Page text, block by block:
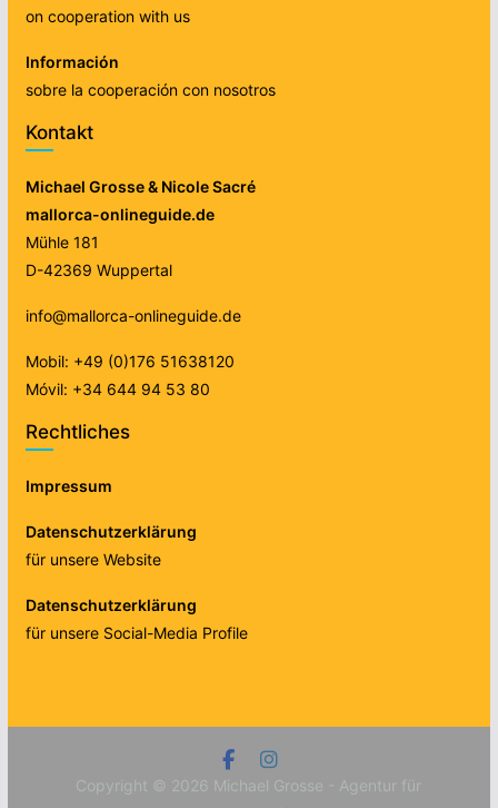
on cooperation with us
Información
sobre la cooperación con nosotros
Kontakt
Michael Grosse & Nicole Sacré
mallorca-onlineguide.de
Mühle 181
D-42369 Wuppertal
info@mallorca-onlineguide.de
Mobil: +49 (0)176 51638120
Móvil: +34 644 94 53 80
Rechtliches
Impressum
Datenschutzerklärung
für unsere Website
Datenschutzerklärung
für unsere Social-Media Profile
Copyright © 2026 Michael Grosse - Agentur für